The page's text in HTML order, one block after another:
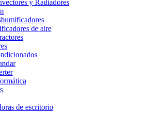
y Radiadores
de aire
de escritorio